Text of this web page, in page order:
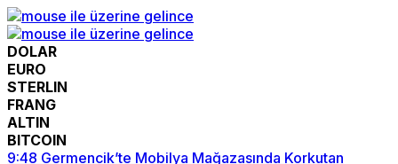
DOLAR
EURO
STERLIN
FRANG
ALTIN
BITCOIN
9:48 Germencik’te Mobilya Mağazasında Korkutan